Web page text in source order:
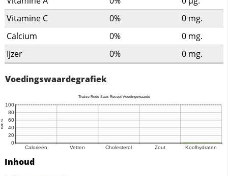
Vitamine C
0% 0 mg.
Calcium
0% 0 mg.
Ijzer
0% 0 mg.
Voedingswaardegrafiek
Inhoud